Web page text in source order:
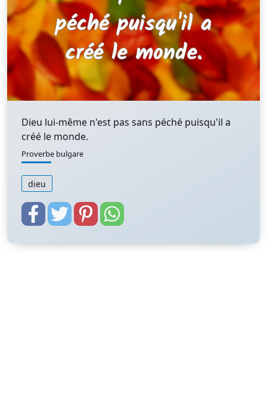
Dieu lui-même n'est pas sans péché puisqu'il a
créé le monde.
Proverbe bulgare
dieu